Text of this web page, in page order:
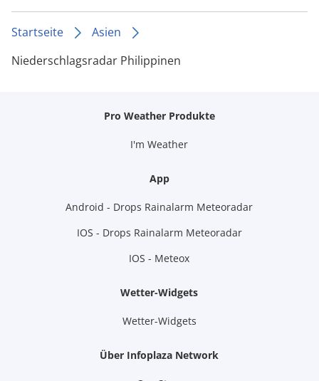
Startseite
Asien
Niederschlagsradar Philippinen
Pro Weather Produkte
I'm Weather
App
Android - Drops Rainalarm Meteoradar
IOS - Drops Rainalarm Meteoradar
IOS - Meteox
Wetter-Widgets
Wetter-Widgets
Über Infoplaza Network